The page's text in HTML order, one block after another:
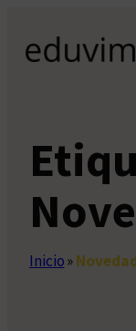
contenido
Inicio»